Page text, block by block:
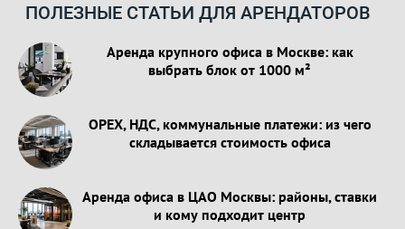
ПОЛЕЗНЫЕ СТАТЬИ ДЛЯ АРЕНДАТОРОВ
Аренда крупного офиса в Москве: как
выбрать блок от 1000 м²
OPEX, НДС, коммунальные платежи: из чего
складывается стоимость офиса
Аренда офиса в ЦАО Москвы: районы, ставки
и кому подходит центр